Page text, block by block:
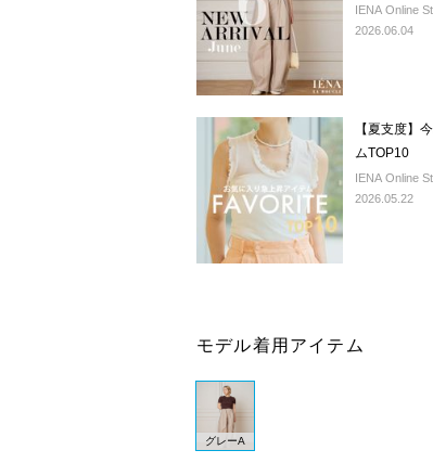
IENA Online
2026.06.04
【夏支度】
ムTOP10
IENA Online
2026.05.22
モデル着用アイテム
グレーA